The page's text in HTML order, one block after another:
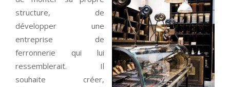
structure, de
développer une
entreprise de
ferronnerie qui lui
ressemblerait. Il
souhaite créer,